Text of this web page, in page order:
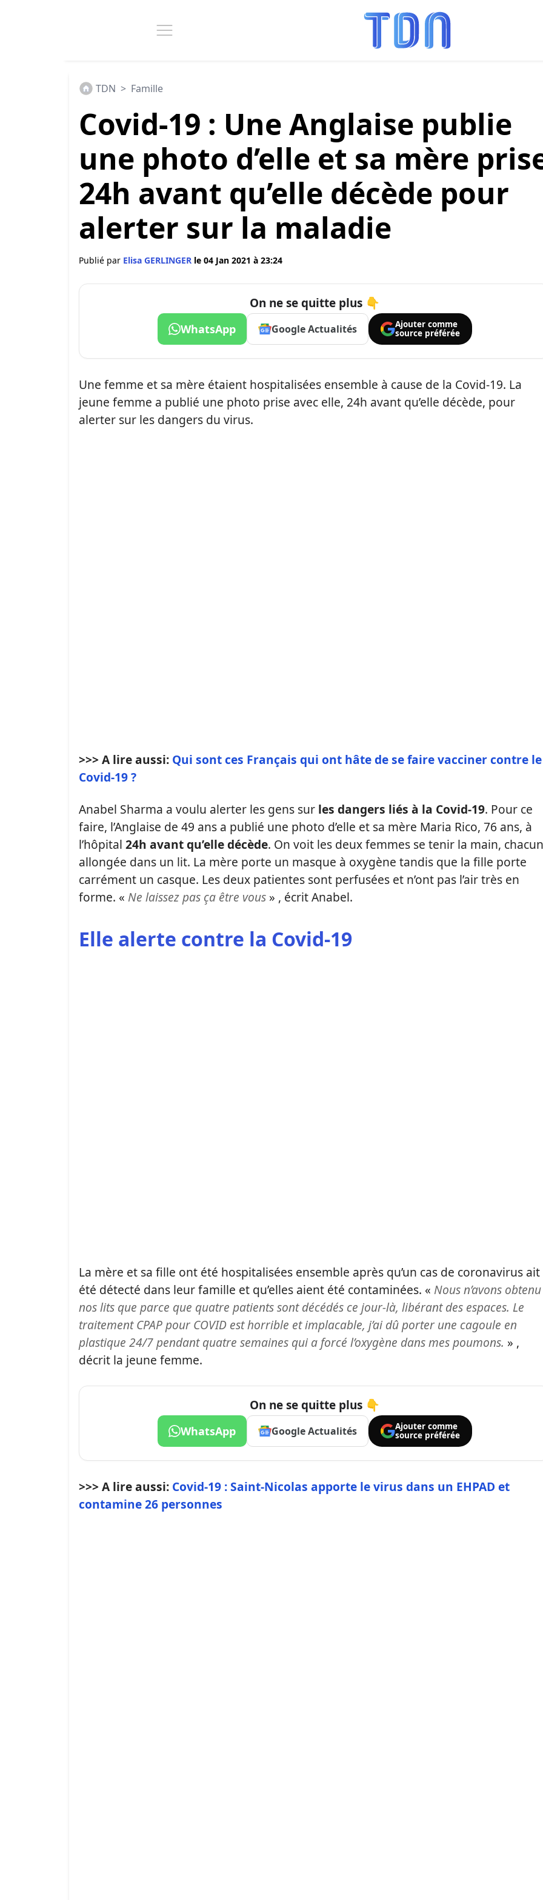
TDN > Famille
Covid-19 : Une Anglaise publie
une photo d’elle et sa mère
24h avant qu’elle décède pour
alerter sur la maladie
Publié par Elisa GERLINGER le 04 Jan 2021 à 23:24
On ne se quitte plus 👇
WhatsApp Google Actualités
Ajouter comme
source préférée
Une femme et sa mère étaient hospitalisées ensemble à cause de la Covid-19. La
jeune femme a publié une photo prise avec elle, 24h avant qu’elle décède, pour
alerter sur les dangers du virus.
>>> A lire aussi: Qui sont ces Français qui ont hâte de se faire vacciner contre le
Covid-19 ?
Anabel Sharma a voulu alerter les gens sur les dangers liés à la Covid-19. Pour ce
faire, l’Anglaise de 49 ans a publié une photo d’elle et sa mère Maria Rico, 76 ans, à
l’hôpital 24h avant qu’elle décède. On voit les deux femmes se tenir la main,
allongée dans un lit. La mère porte un masque à oxygène tandis que la fille porte
carrément un casque. Les deux patientes sont perfusées et n’ont pas l’air très en
forme. « Ne laissez pas ça être vous » , écrit Anabel.
Elle alerte contre la Covid-19
La mère et sa fille ont été hospitalisées ensemble après qu’un cas de coronavirus ait
été détecté dans leur famille et qu’elles aient été contaminées. « Nous n’avons obtenu
nos lits que parce que quatre patients sont décédés ce jour-là, libérant des espaces. Le
traitement CPAP pour COVID est horrible et implacable, j’ai dû porter une cagoule en
plastique 24/7 pendant quatre semaines qui a forcé l’oxygène dans mes poumons. » ,
décrit la jeune femme.
On ne se quitte plus 👇
WhatsApp Google Actualités
Ajouter comme
source préférée
>>> A lire aussi: Covid-19 : Saint-Nicolas apporte le virus dans un EHPAD et
contamine 26 personnes